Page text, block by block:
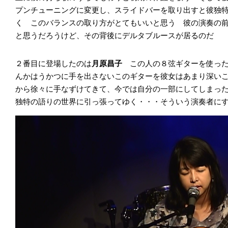
プンチューニングに変更し、スライドバーを取り出すと彼独
く このバランスの取り方がとてもいいと思う 彼の演奏の
と思うだろうけど、その背後にデルタブルースが居るのだ
２番目に登場したのは 月原昌子
この人の８弦ギターを使っ
んかはうかつに手を出さないこのギターを彼女はあまり深い
から徐々に手なずけてきて、今では自分の一部にしてしま
独特の語りの世界に引っ張ってゆく・・・そういう演奏者に